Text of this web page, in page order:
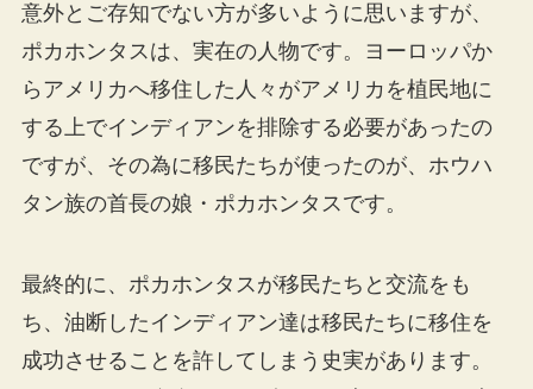
意外とご存知でない方が多いように思いますが、
ポカホンタスは、実在の人物です。ヨーロッパか
らアメリカへ移住した人々がアメリカを植民地に
する上でインディアンを排除する必要があったの
ですが、その為に移民たちが使ったのが、ホウハ
タン族の首長の娘・ポカホンタスです。
最終的に、ポカホンタスが移民たちと交流をも
ち、油断したインディアン達は移民たちに移住を
成功させることを許してしまう史実があります。